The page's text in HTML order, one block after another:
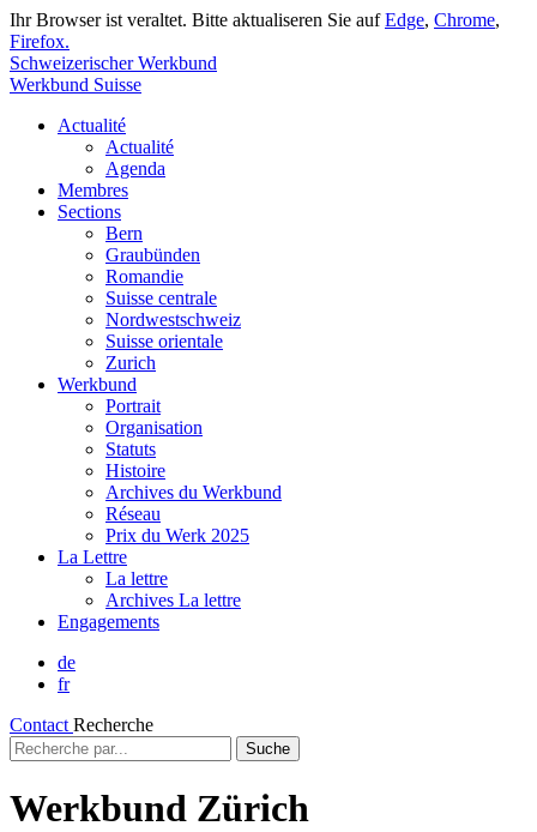
Ihr Browser ist veraltet. Bitte aktualiseren Sie aufEdge, Chrome,
Firefox.
Schweizerischer Werkbund
Werkbund Suisse
Actualité
Actualité
Agenda
Membres
Sections
Bern
Graubünden
Romandie
Suisse centrale
Nordwestschweiz
Suisse orientale
Zurich
Werkbund
Portrait
Organisation
Statuts
Histoire
Archives du Werkbund
Réseau
Prix du Werk 2025
La Lettre
La lettre
Archives La lettre
Engagements
de
fr
Contact Recherche
Recherche
par...
Werkbund Zürich